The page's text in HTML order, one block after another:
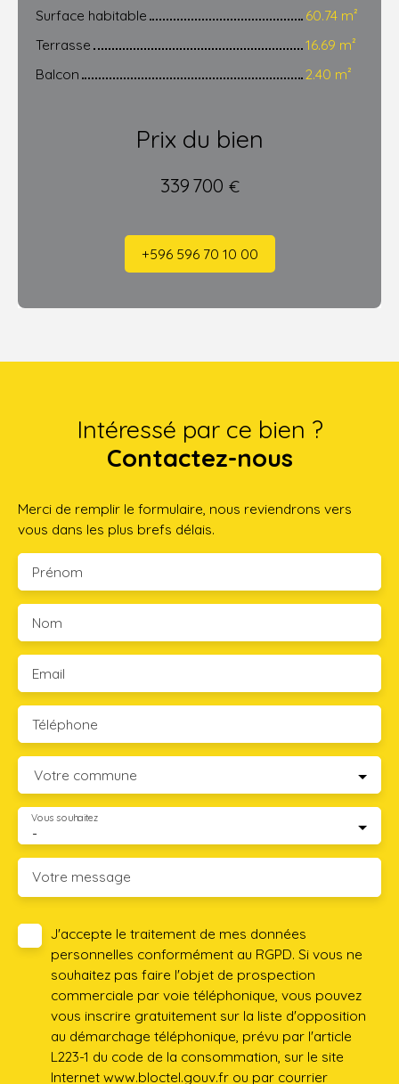
Surface habitable
60.74 m²
Terrasse
16.69 m²
Balcon
2.40 m²
Prix du bien
339 700 €
+596 596 70 10 00
Intéressé par ce bien ?
Contactez-nous
Merci de remplir le formulaire, nous reviendrons vers
vous dans les plus brefs délais.
Prénom
Nom
Email
Téléphone
Votre commune
-
Vous souhaitez
Votre message
J'accepte le traitement de mes données
personnelles conformément au RGPD. Si vous ne
souhaitez pas faire l'objet de prospection
commerciale par voie téléphonique, vous pouvez
vous inscrire gratuitement sur la liste d'opposition
au démarchage téléphonique, prévu par l'article
L223-1 du code de la consommation, sur le site
Internet www.bloctel.gouv.fr ou par courrier